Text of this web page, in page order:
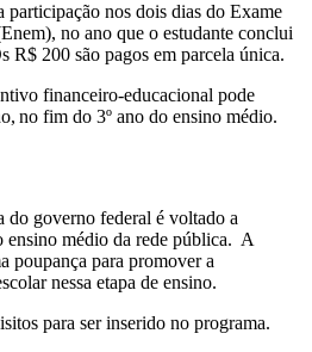
participação nos dois dias do Exame
no ano que o estudante conclui
R$ 200 são pagos em parcela única.
financeiro-educacional pode
no fim do 3º ano do ensino médio.
do governo federal é voltado a
ensino médio da rede pública. A
poupança para promover a
nessa etapa de ensino.
para ser inserido no programa.